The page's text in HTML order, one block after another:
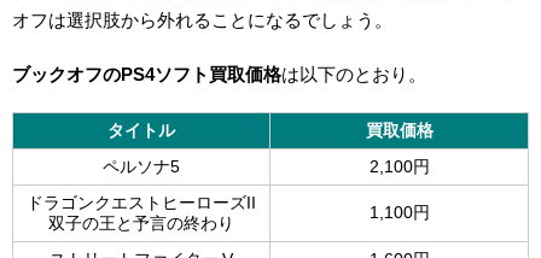
オフは選択肢から外れることになるでしょう。
ブックオフのPS4ソフト買取価格は以下のとおり。
タイトル 買取価格
ペルソナ5 2,100円
ドラゴンクエストヒーローズII
双子の王と予言の終わり
1,100円